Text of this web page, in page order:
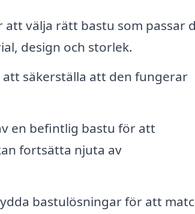
att välja rätt bastu som passar
design och storlek.
säkerställa att den fungerar
en befintlig bastu för att
fortsätta njuta av
bastulösningar för att